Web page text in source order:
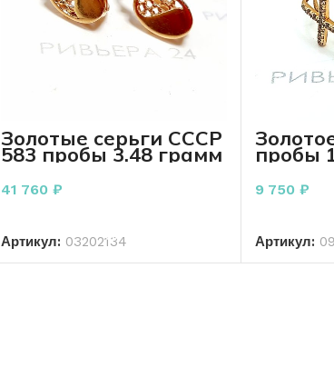
Золотые серьги СССР
583 пробы 3.48 грамм
41 760 ₽
Артикул: 03202134
пробы
18,5 р-р
9 750 ₽
Артикул: